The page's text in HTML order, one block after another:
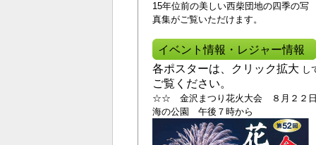
15年位前の美しい西柴団地の四季の写
真集がご覧いただけます。
イベント情報・レジャー情報
各ポスターは、クリック拡大 し
ご覧ください。
☆☆ 金沢まつり花火大会 ８月２２
海の公園 午後７時から